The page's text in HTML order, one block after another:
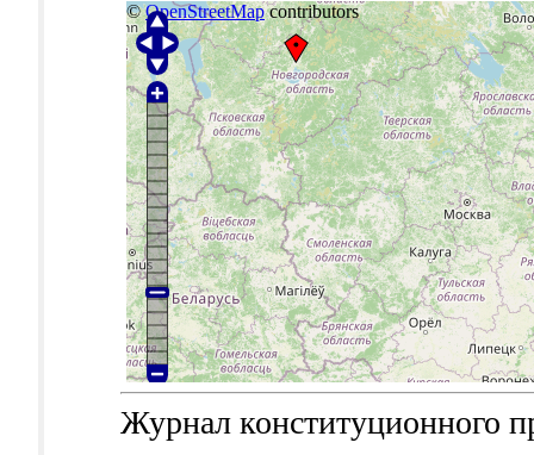
©OpenStreetMapcontributors
Журнал конституционного